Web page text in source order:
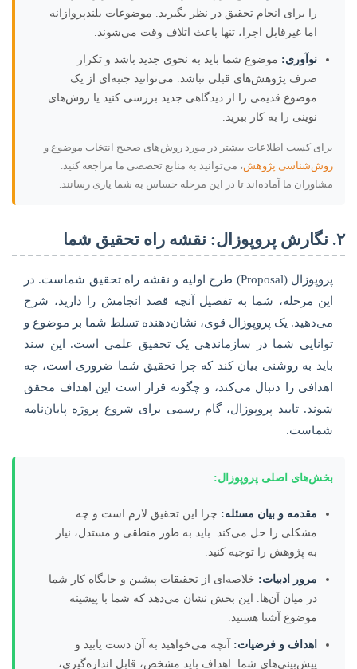
را برای انجام تحقیق در نظر بگیرید. موضوعات بلندپروازانه
اما غیرقابل اجرا، تنها باعث اتلاف وقت می‌شوند.
نوآوری: موضوع شما باید به نحوی جدید باشد و تکرار
صرف پژوهش‌های قبلی نباشد. می‌توانید جنبه‌ای از یک
موضوع قدیمی را از دیدگاهی جدید بررسی کنید یا روش‌های
نوینی را به کار ببرید.
برای کسب اطلاعات بیشتر در مورد روش‌های صحیح انتخاب موضوع و
روش‌شناسی پژوهش، می‌توانید به منابع تخصصی ما مراجعه کنید.
مشاوران ما آماده‌اند تا در این مرحله حساس به شما یاری رسانند.
۲. نگارش پروپوزال: نقشه راه تحقیق شما
پروپوزال (Proposal) طرح اولیه و نقشه راه تحقیق شماست. در
این مرحله، شما به تفصیل آنچه قصد انجامش را دارید، شرح
می‌دهید. یک پروپوزال قوی، نشان‌دهنده تسلط شما بر موضوع و
توانایی شما در سازماندهی یک تحقیق علمی است. این سند
باید به روشنی بیان کند که چرا تحقیق شما ضروری است، چه
اهدافی را دنبال می‌کند، و چگونه قرار است این اهداف محقق
شوند. تایید پروپوزال، گام رسمی برای شروع پروژه پایان‌نامه
شماست.
بخش‌های اصلی پروپوزال:
مقدمه و بیان مسئله: چرا این تحقیق لازم است و چه
مشکلی را حل می‌کند. باید به طور منطقی و مستدل، نیاز
به پژوهش را توجیه کنید.
مرور ادبیات: خلاصه‌ای از تحقیقات پیشین و جایگاه کار شما
در میان آن‌ها. این بخش نشان می‌دهد که شما با پیشینه
موضوع آشنا هستید.
اهداف و فرضیات: آنچه می‌خواهید به آن دست یابید و
پیش‌بینی‌های شما. اهداف باید مشخص، قابل اندازه‌گیری،